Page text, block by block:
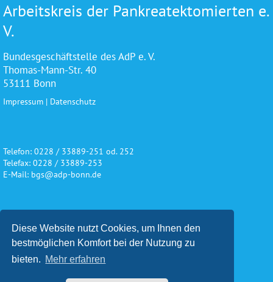
Diese Website nutzt Cookies, um Ihnen den
bestmöglichen Komfort bei der Nutzung zu
bieten. Mehr erfahren
Arbeitskreis der Pankreatektomierten e.
V.
Bundesgeschäftstelle des AdP e. V.
Thomas-Mann-Str. 40
53111 Bonn
Impressum | Datenschutz
Telefon: 0228 / 33889-251 od. 252
Telefax: 0228 / 33889-253
E-Mail: bgs@adp-bonn.de
Wir danken für die freundliche
Unterstützung und Förderung